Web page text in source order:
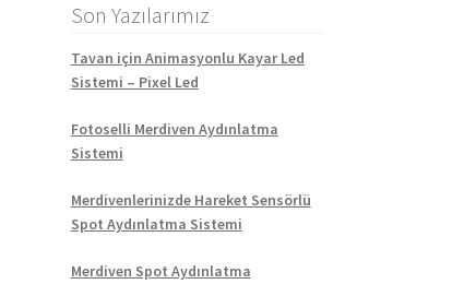
Son Yazılarımız
Tavan için Animasyonlu Kayar Led
Sistemi – Pixel Led
Fotoselli Merdiven Aydınlatma
Sistemi
Merdivenlerinizde Hareket Sensörlü
Spot Aydınlatma Sistemi
Merdiven Spot Aydınlatma